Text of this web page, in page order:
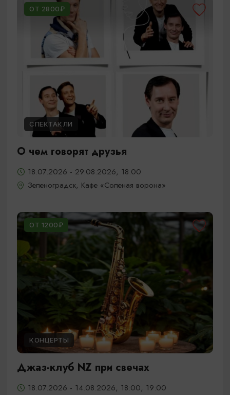
ОТ 2800₽
СПЕКТАКЛИ
О чем говорят друзья
18.07.2026 - 29.08.2026, 18:00
Зеленоградск, Кафе «Соленая ворона»
ОТ 1200₽
КОНЦЕРТЫ
Джаз-клуб NZ при свечах
18.07.2026 - 14.08.2026, 18:00, 19:00